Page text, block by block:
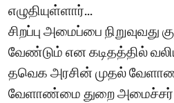
எழுதியுள்ளார்...
சிறப்பு அமைப்பை நிறுவுவது
வேண்டும் என கடிதத்தில்
தவெக அரசின் முதல்
வேளாண்மை துறை